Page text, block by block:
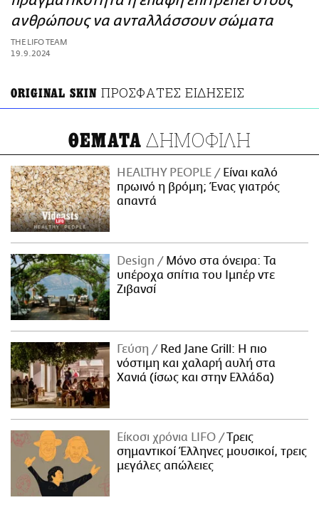
ΑΜΠΑ
PRINT
ανθρώπους να ανταλλάσσουν σώματα
THE LIFO TEAM
19.9.2024
ORIGINAL SKIN ΠΡΟΣΦΑΤΕΣ ΕΙΔΗΣΕΙΣ
ΘΕΜΑΤΑ ΔΗΜΟΦΙΛΗ
HEALTHY PEOPLE
Είναι καλό
πρωινό η βρόμη; Ένας γιατρός
απαντά
Design
Μόνο στα όνειρα: Τα
υπέροχα σπίτια του Ιμπέρ ντε
Ζιβανσί
Γεύση
Red Jane Grill: Η πιο
νόστιμη και χαλαρή αυλή στα
Χανιά (ίσως και στην Ελλάδα)
Είκοσι χρόνια LIFO
Tρεις
σημαντικοί Έλληνες μουσικοί, τρεις
μεγάλες απώλειες